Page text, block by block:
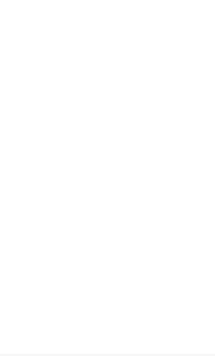
با قرآن
را به سوی ارتباطی عمیق‌تر و